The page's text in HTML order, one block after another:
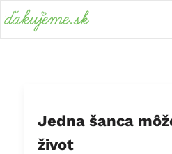
Jedna šanca
život